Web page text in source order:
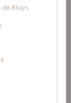
de-Rhuys